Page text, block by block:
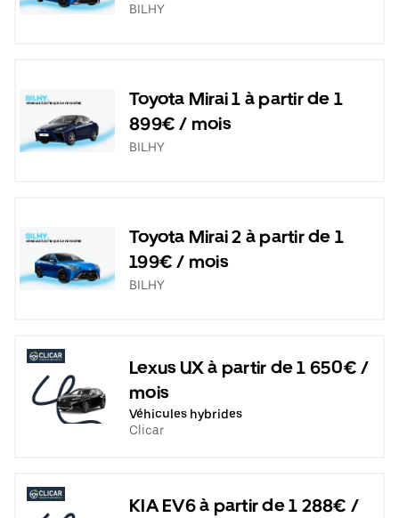
BILHY
Toyota Mirai 1 à partir de 1
899€ / mois
BILHY
Toyota Mirai 2 à partir de 1
199€ / mois
BILHY
Lexus UX à partir de 1 650€ /
mois
Véhicules hybrides
Clicar
KIA EV6 à partir de 1 288€ /